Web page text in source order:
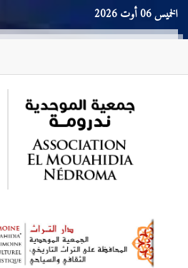
الخميس 06 أوت 2026